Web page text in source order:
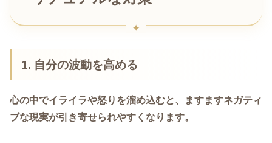
1. 自分の波動を高める
心の中でイライラや怒りを溜め込むと、ますますネガティ
ブな現実が引き寄せられやすくなります。